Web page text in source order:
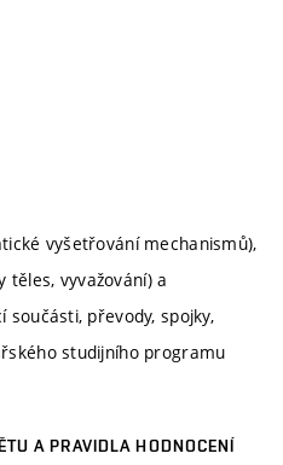
vyšetřování mechanismů),
těles, vyvažování) a
převody, spojky,
studijního programu
A PRAVIDLA HODNOCENÍ